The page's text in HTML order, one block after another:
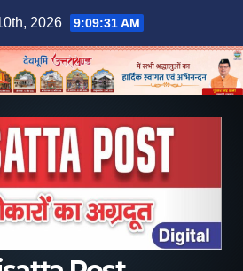
2026 9:09:32 AM